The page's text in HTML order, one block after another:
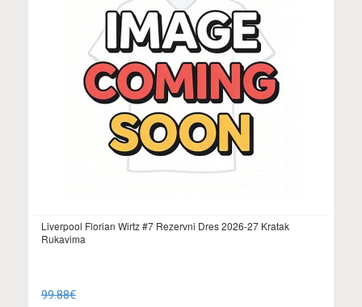
Liverpool Florian Wirtz #7 Rezervni Dres 2026-27 Kratak
Rukavima
99.88€